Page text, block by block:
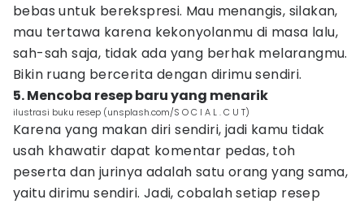
bebas untuk berekspresi. Mau menangis, silakan,
mau tertawa karena kekonyolanmu di masa lalu,
sah-sah saja, tidak ada yang berhak melarangmu.
Bikin ruang bercerita dengan dirimu sendiri.
5. Mencoba resep baru yang menarik
ilustrasi buku resep (unsplash.com/S O C I A L . C U T)
Karena yang makan diri sendiri, jadi kamu tidak
usah khawatir dapat komentar pedas, toh
peserta dan jurinya adalah satu orang yang sama,
yaitu dirimu sendiri. Jadi, cobalah setiap resep